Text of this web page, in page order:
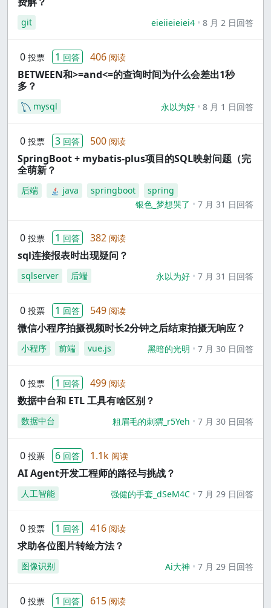
git eieiieieiei4 8 月 2 日回答
0 投票 1 回答 406 阅读
BETWEEN和>=and<=的查询时间为什么会差出1秒
多？
mysql 永以为好 8 月 1 日回答
0 投票 3 回答 500 阅读
SpringBoot + mybatis-plus项目的SQL映射问题（完
全萌新？
后端 java springboot
spring
银色_梦想哭了
7 月 31 日回答
0 投票 1 回答 382 阅读
sql连接报表时出现疑问？
sqlserver 后端 永以为好 7 月 31 日回答
0 投票 1 回答 549 阅读
微信小程序拍摄视频时长2分钟之后结束拍摄无响应？
小程序 前端 vue.js 黑暗的光明 7 月 30 日回答
0 投票 1 回答 499 阅读
数据中台和 ETL 工具有啥区别？
数据中台 粗眉毛的刺猬_r5Yeh 7 月 30 日回答
0 投票 6 回答 1.1k 阅读
AI Agent开发工程师的路径与挑战？
人工智能 强健的手套_dSeM4C 7 月 29 日回答
0 投票 1 回答 416 阅读
求助各位图片转绘方法？
图像识别 Ai大神 7 月 29 日回答
0 投票 1 回答 615 阅读